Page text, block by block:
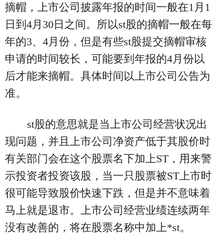
摘帽，上市公司披露年报的时间一般在1月1
日到4月30日之间。所以st股的摘帽一般在每
年的3、4月份，但是有些st股提交摘帽审核
申请的时间较长，可能要到年报的4月份以
后才能来摘帽。具体时间以上市公司公告为
准。
st股的意思就是当上市公司经营状况出
现问题，并且上市公司净资产低于其股价时
有关部门会在这个股票名下加上ST，用来警
示投资者投资该股，当一只股票被ST上市时
很可能导致股价快速下跌，但是并不意味着
马上就是退市。上市公司经营业绩连续两年
没有改善的，将在股票名称中加上*st。